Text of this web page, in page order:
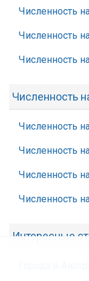
Численность
Численность
Численность
Численность
Численность
Численность
Численность
Численность
Интересные